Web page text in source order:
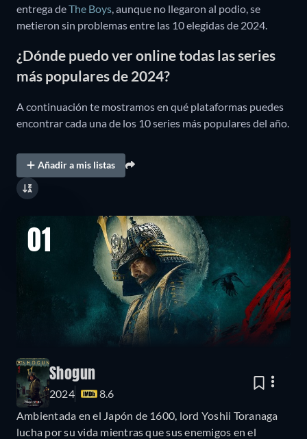
entrega deThe Boys , aunque no llegaron al podio, se
metieron sin problemas entre las 10 elegidas de 2024.
¿Dónde puedo ver online todas las series
más populares de 2024?
A continuación te mostramos en qué plataformas puedes
encontrar cada una de los 10 series más populares del año.
Añadir a mis listas
01
Shogun
2024
8.6
Ambientada en el Japón de 1600, lord Yoshii Toranaga
lucha por su vida mientras que sus enemigos en el